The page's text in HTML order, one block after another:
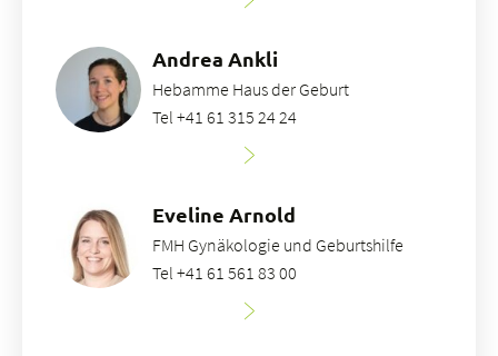
Andrea Ankli
Hebamme Haus der Geburt
Tel +41 61 315 24 24
Eveline Arnold
FMH Gynäkologie und Geburtshilfe
Tel +41 61 561 83 00